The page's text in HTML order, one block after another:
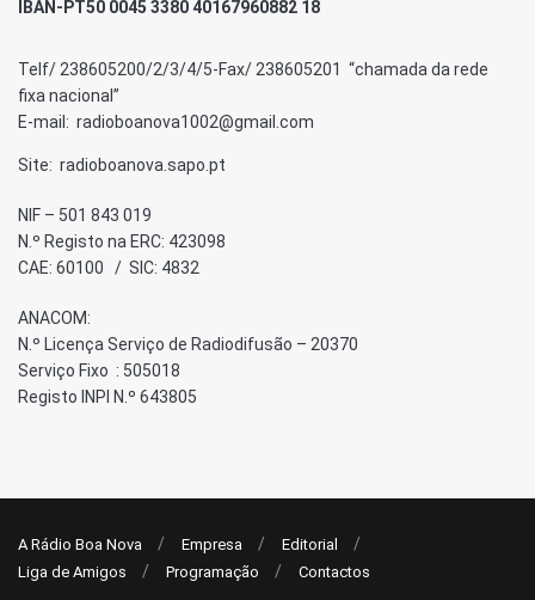
IBAN-PT50 0045 3380 40167960882 18
Telf/ 238605200/2/3/4/5-Fax/ 238605201 “chamada da rede
fixa nacional”
E-mail: radioboanova1002@gmail.com
Site: radioboanova.sapo.pt
NIF – 501 843 019
N.º Registo na ERC: 423098
CAE: 60100 / SIC: 4832
ANACOM:
N.º Licença Serviço de Radiodifusão – 20370
Serviço Fixo : 505018
Registo INPI N.º 643805
A Rádio Boa Nova Empresa
Editorial
Liga de Amigos
Programação Contactos